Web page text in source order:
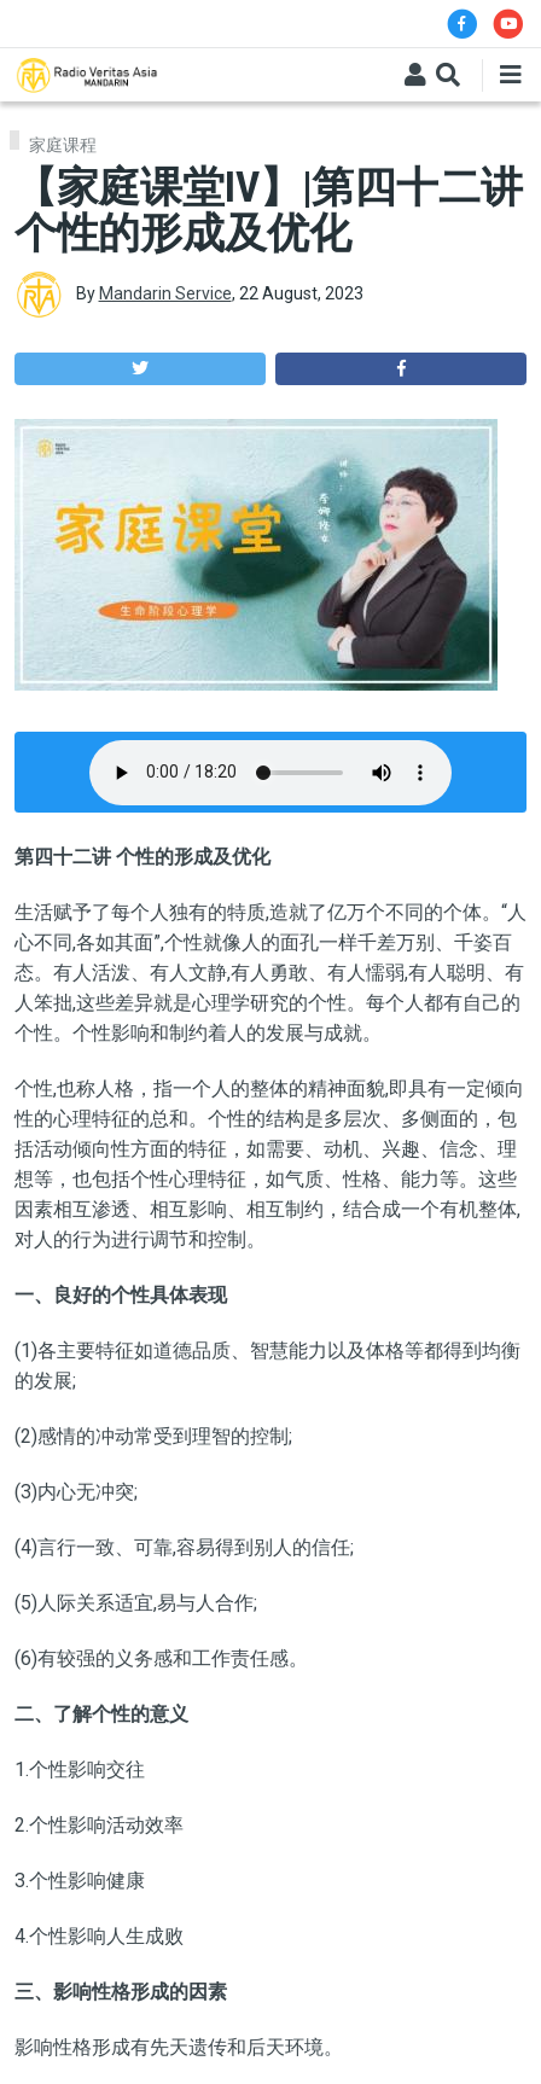
家庭课程
【家庭课堂IV】|第四十二讲
个性的形成及优化
By Mandarin Service, 22 August, 2023
第四十二讲 个性的形成及优化
生活赋予了每个人独有的特质,造就了亿万个不同的个体。“人
心不同,各如其面”,个性就像人的面孔一样千差万别、千姿百
态。有人活泼、有人文静,有人勇敢、有人懦弱,有人聪明、有
人笨拙,这些差异就是心理学研究的个性。每个人都有自己的
个性。个性影响和制约着人的发展与成就。
个性,也称人格，指一个人的整体的精神面貌,即具有一定倾向
性的心理特征的总和。个性的结构是多层次、多侧面的，包
括活动倾向性方面的特征，如需要、动机、兴趣、信念、理
想等，也包括个性心理特征，如气质、性格、能力等。这些
因素相互渗透、相互影响、相互制约，结合成一个有机整体,
对人的行为进行调节和控制。
一、良好的个性具体表现
(1)各主要特征如道德品质、智慧能力以及体格等都得到均衡
的发展;
(2)感情的冲动常受到理智的控制;
(3)内心无冲突;
(4)言行一致、可靠,容易得到别人的信任;
(5)人际关系适宜,易与人合作;
(6)有较强的义务感和工作责任感。
二、了解个性的意义
1.个性影响交往
2.个性影响活动效率
3.个性影响健康
4.个性影响人生成败
三、影响性格形成的因素
影响性格形成有先天遗传和后天环境。